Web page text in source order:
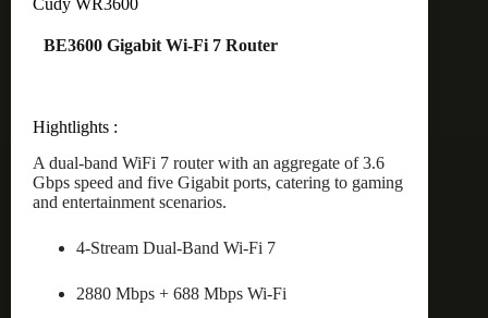
Cudy WR3600
BE3600 Gigabit Wi-Fi 7 Router
Hightlights :
A dual-band WiFi 7 router with an aggregate of 3.6
Gbps speed and five Gigabit ports, catering to gaming
and entertainment scenarios.
4-Stream Dual-Band Wi-Fi 7
2880 Mbps + 688 Mbps Wi-Fi